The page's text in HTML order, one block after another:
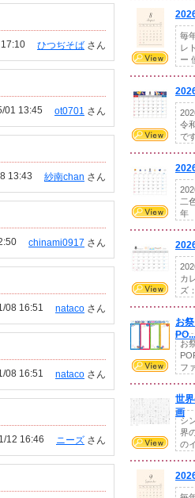
ひつぢそば さん
ot0701 さん
01 13:45
紗南chan さん
13:43
chinami0917 さん
nataco さん
08 16:51
nataco さん
08 16:51
ニーズ さん
12 16:46
毎
レ
ー
令
で
二
年
カ
ズ
お
PO...
お
フ
世
画
シ
界
の